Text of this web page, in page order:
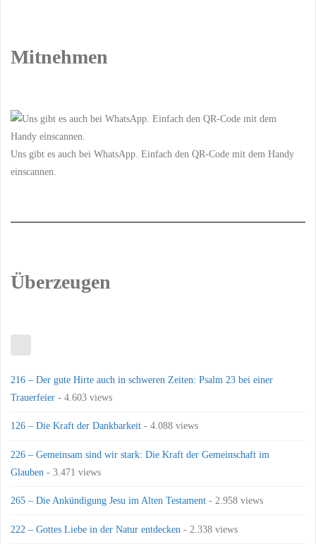
Mitnehmen
Uns gibt es auch bei WhatsApp. Einfach den QR-Code mit dem Handy
einscannen.
Überzeugen
216 – Der gute Hirte auch in schweren Zeiten: Psalm 23 bei einer
Trauerfeier - 4.603 views
126 – Die Kraft der Dankbarkeit - 4.088 views
226 – Gemeinsam sind wir stark: Die Kraft der Gemeinschaft im
Glauben - 3.471 views
265 – Die Ankündigung Jesu im Alten Testament - 2.958 views
222 – Gottes Liebe in der Natur entdecken - 2.338 views